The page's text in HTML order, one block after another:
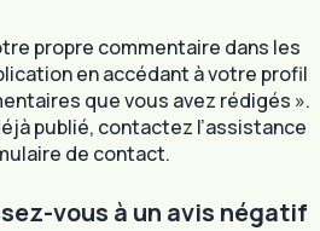
propre commentaire dans les
en accédant à votre profil
que vous avez rédigés ».
publié, contactez l’assistance
de contact.
vous à un avis négatif